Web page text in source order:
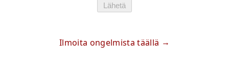
Lähetä
Ilmoita ongelmista täällä